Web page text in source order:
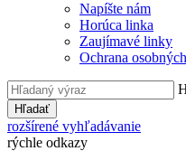
Napíšte nám
Horúca linka
Zaujímavé linky
Ochrana
Hľadať
rozšírené vyhľadávanie
rýchle odkazy